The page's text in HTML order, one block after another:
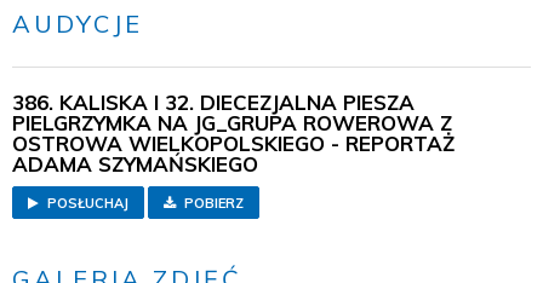
AUDYCJE
386. KALISKA I 32. DIECEZJALNA PIESZA
PIELGRZYMKA NA JG_GRUPA ROWEROWA Z
OSTROWA WIELKOPOLSKIEGO - REPORTAŻ
ADAMA SZYMAŃSKIEGO
POSŁUCHAJ POBIERZ